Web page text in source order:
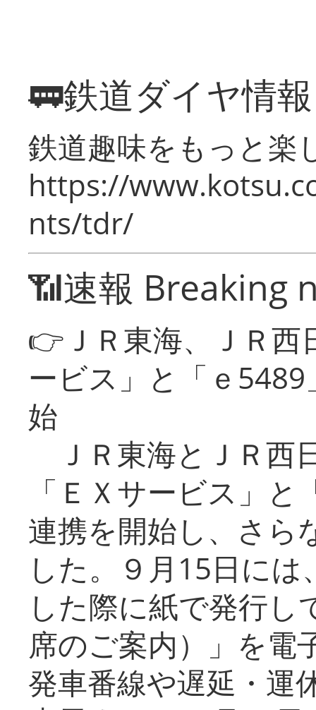
🚃鉄道ダイヤ情
鉄道趣味をもっと楽
https://
nts/tdr/
📶速報 Breaking
👉ＪＲ東海、ＪＲ
ービス」と「ｅ
始
ＪＲ東海とＪＲ西
「ＥＸサービス」
連携を開始し、さら
した。９月15日に
した際に紙で発行し
席のご案内）」を電
発車番線や遅延・運